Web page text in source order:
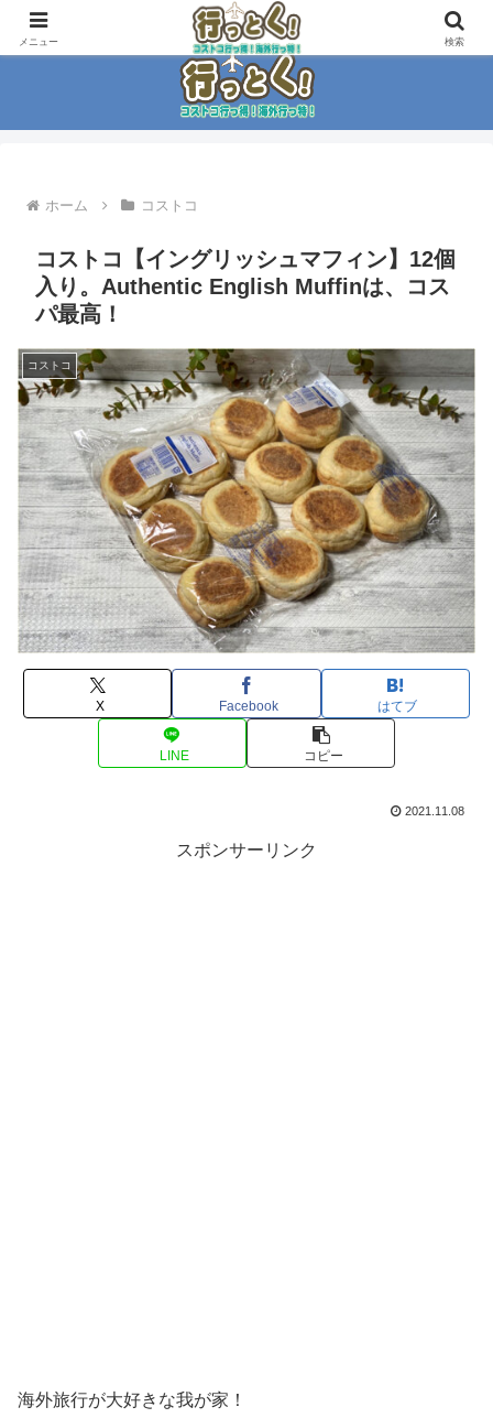
コストコ大好き家族がイチ押商品紹介！！
ホーム コストコ
コストコ【イングリッシュマフィン】12個
入り。Authentic English Muffinは、コス
パ最高！
コストコ
X Facebook はてブ
LINE コピー
2021.11.08
スポンサーリンク
海外旅行が大好きな我が家！
メニュー 検索